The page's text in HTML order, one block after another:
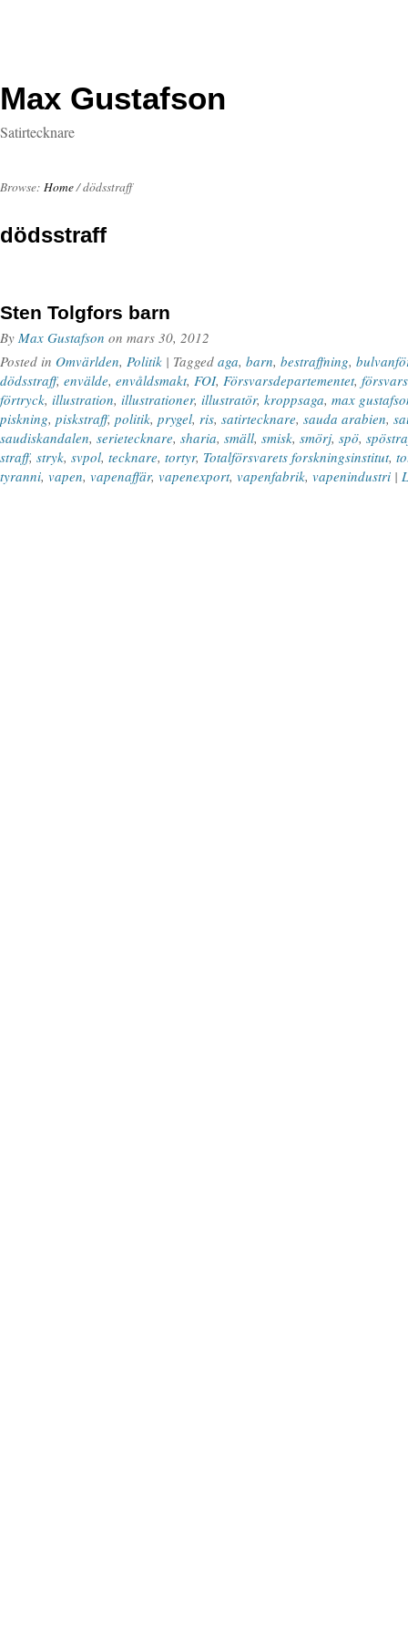
Max Gustafson
Satirtecknare
Browse: Home/dödsstraff
dödsstraff
Sten Tolgfors barn
By Max Gustafson on mars 30, 2012
Posted in Omvärlden, Politik | Tagged aga, barn, bestraffning,
dödsstraff, envälde, envåldsmakt, FOI, Försvarsdepartementet,
förtryck, illustration, illustrationer, illustratör, kroppsaga, max
piskning, piskstraff, politik, prygel, ris, satirtecknare, sauda arabien,
saudiskandalen, serietecknare, sharia, smäll, smisk, smörj, spö,
straff, stryk, svpol, tecknare, tortyr, Totalförsvarets forskningsinstitut,
tyranni, vapen, vapenaffär, vapenexport, vapenfabrik, vapenindustri |